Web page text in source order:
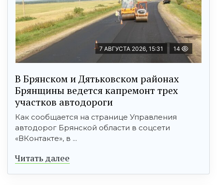
7 АВГУСТА 2026, 15:31 14
В Брянском и Дятьковском районах
Брянщины ведется капремонт трех
участков автодороги
Как сообщается на странице Управления
автодорог Брянской области в соцсети
«ВКонтакте», в ...
Читать далее